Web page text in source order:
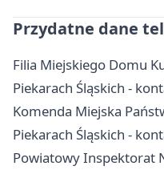
Przydatne dane
Filia Miejskiego Domu
Piekarach Śląskich -
Komenda Miejska
Piekarach Śląskich -
Powiatowy Inspektorat